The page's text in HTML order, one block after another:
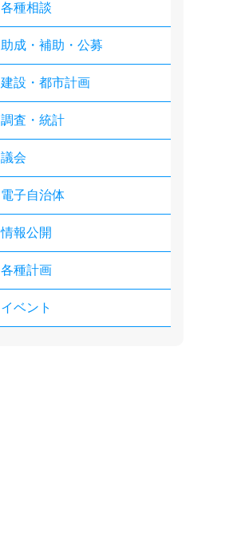
各種相談
助成・補助・公募
建設・都市計画
調査・統計
議会
電子自治体
情報公開
各種計画
イベント